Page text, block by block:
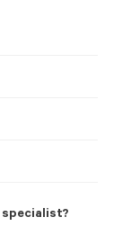
specialist?